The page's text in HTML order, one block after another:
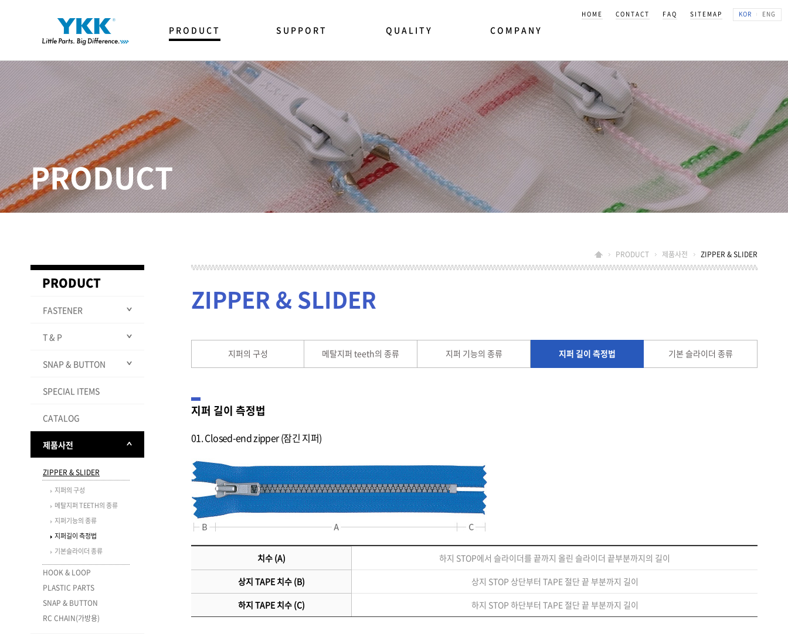
HOME CONTACT FAQ SITEMAP KOR ENG
PRODUCT
FASTENER
T & P
SNAP & BUTTON
SPECIAL ITEMS
CATALOG
제품사전
YKK Trim Creator
SUPPORT
NEWS CENTER
모사품 주의
지퍼사용상 주의
지퍼테스트 방법
제품문의 상담
영업사원 방문요청
FAQ
QUALITY
품질관리
법규 및 규제
COMPANY
YKK소개
This is YKK KOREA
연혁
경영이념
CEO인사말
지속가능성
사회공헌
PRODUCT
PRODUCT 제품사전 ZIPPER & SLIDER
ZIPPER & SLIDER
지퍼의 구성 메탈지퍼 teeth의 종류 지퍼 기능의 종류 지퍼 길이 측정법 기본 슬라이더 종류
지퍼 길이 측정법
01. Closed-end zipper (잠긴 지퍼)
치수 (A)
하지 STOP에서 슬라이더를 끝까지 올린 슬라이더 끝부분까지의 길이
상지 TAPE 치수 (B)
상지 STOP 상단부터 TAPE 절단 끝 부분까지 길이
하지 TAPE 치수 (C)
하지 STOP 하단부터 TAPE 절단 끝 부분까지 길이
PRODUCT
FASTENER
ALL
ALL
STANDARD TYPE
EXCELLA®
EVERBRIGHT®
EXCELLA® light
POLISHED
PROSEAL®
FIRE RESISTANT
VISLON FASTENER
ALL
VISLON® FLAT
METALUXE
VISLON® WITH MIRROR
LIKE FINISH
AQUASEAL®
AQUAGUARD®
TOP OPEN
LUMIFINE®
VISLON® CLEAR
VISLON® Slim
VISLON® magnet TYPE
element
METALUXE® Tough
STANDARD TYPE
SOFLEX®
CONCEAL®
RC(RACQUET COIL)
Iridescent Coil Zipper
GLOW IN THE DARK
COLOR COMBINATION
MINIFA®
METALLION®
Puncture resistant zipper
ZIPPER
NATULON Mechanically
SLIDER PARTS
ALL
ZIPPER TYPE METAL
ZIPPER TYPE EXCELLA®
ZIPPER TYPE CONCEAL®
ZIPPER TYPE EFLON
ZIPPER TYPE RC
ZIPPER TYPE VISLON®
SLIDER FINISHES
STANDARD FINISH
SLIDER FINISHES PEARL-
LIKE ENAMEL
T & P
ALL
ALL
WOVEN
INJECTION POWER
PLASTIC PARTS
ALL
STRAP ADJUSTER
NLOOP
D-RING/TRI-RING
SNAP HOOK
CORD STOPPER & CORD
SNAP & BUTTON
ALL
ALL
Standard Closed Top
Button
Button
Flex Open Top Button
Dome Top Button
Plastic Body Button
SNAP
ALL
Ej Cap Flat
Ej Cap Open
Nylon Cap
Rubber Cap
Flex Fix® avant - 1
Flex Fix® avant - 2
Flex Fix® avant - 4
Flex Fix® avant - 5
Flex Fix® avant - 6
LENART®
Burr E
Burr F
Burr B
Burr G
Snapet
ALL
SNAPET® Open Prong
SNAPET® Pearl
SNAPET Cap
PLANCER
ALL
PL-L
H&E
ALL
HU10
ALL
Eyelet Washer
SNAD®
SOFIX®-TW
SOFIX®-TW Curving Tape
SOFIX®-TW Glow in the
dark
ALL
N-6S
SPECIAL ITEMS
CATALOG
제품사전
ZIPPER & SLIDER
지퍼의 구성
메탈지퍼 TEETH의 종류
지퍼기능의 종류
지퍼길이 측정법
기본슬라이더 종류
HOOK & LOOP
TYPES AND STYLES
FEATURES
SPECIAL FEATURES
PLASTIC PARTS
TYPE
TEST METHODS
SNAP & BUTTON
WHAT IS S&B ITEM?
RC CHAIN(가방용)